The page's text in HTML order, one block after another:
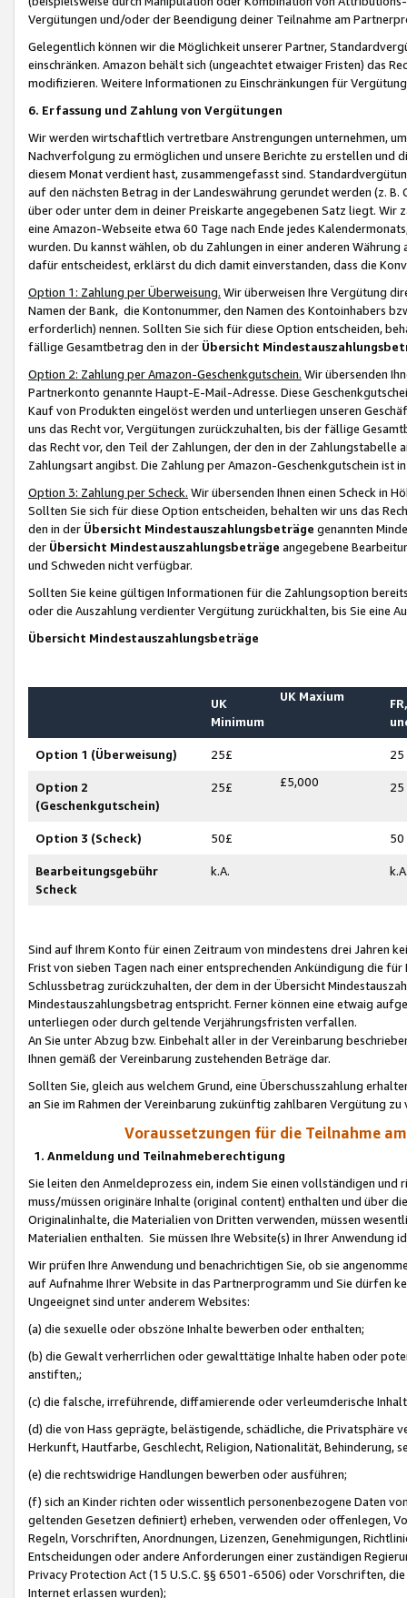
Vergütungen und/oder der Beendigung deiner Teilnahme am
Gelegentlich können wir die Möglichkeit unserer Partner,
einschränken. Amazon behält sich (ungeachtet etwaiger Fristen) das
modifizieren. Weitere Informationen zu Einschränkungen für
6. Erfassung und Zahlung von Vergütungen
Wir werden wirtschaftlich vertretbare Anstrengungen unternehmen,
Nachverfolgung zu ermöglichen und unsere Berichte zu erstellen und
diesem Monat verdient hast, zusammengefasst sind.
auf den nächsten Betrag in der Landeswährung gerundet werden (z.
über oder unter dem in deiner Preiskarte angegebenen Satz liegt.
eine Amazon-Webseite etwa 60 Tage nach Ende jedes
wurden. Du kannst wählen, ob du Zahlungen in einer anderen
dafür entscheidest, erklärst du dich damit einverstanden, dass die
Option 1: Zahlung per Überweisung. Wir überweisen Ihre Vergütung
Namen der Bank, die Kontonummer, den Namen des Kontoinhabers
erforderlich) nennen. Sollten Sie sich für diese Option entscheiden,
fällige Gesamtbetrag den in der Übersicht
Option 2: Zahlung per Amazon-Geschenkgutschein. Wir übersenden
Partnerkonto genannte Haupt-E-Mail-Adresse. Diese
Kauf von Produkten eingelöst werden und unterliegen unseren
uns das Recht vor, Vergütungen zurückzuhalten, bis der fällige
das Recht vor, den Teil der Zahlungen, der den in der
Zahlungsart angibst. Die Zahlung per Amazon-Geschenkgutschein ist
Option 3: Zahlung per Scheck. Wir übersenden Ihnen einen Scheck in
Sollten Sie sich für diese Option entscheiden, behalten wir uns das
den in der Übersicht Mindestauszahlungsbeträge genannten
der Übersicht Mindestauszahlungsbeträge angegebene
und Schweden nicht verfügbar.
Sollten Sie keine gültigen Informationen für die Zahlungsoption
oder die Auszahlung verdienter Vergütung zurückhalten, bis Sie
Übersicht Mindestauszahlungsbeträge
UK
Minimum
UK Maxium
Option 1 (Überweisung) 25£ 25
Option 2
(Geschenkgutschein)
25£ £5,000 25
Option 3 (Scheck) 50£ 50
Bearbeitungsgebühr
Scheck
k.A.
Sind auf Ihrem Konto für einen Zeitraum von mindestens drei Jahren
Frist von sieben Tagen nach einer entsprechenden Ankündigung die
Schlussbetrag zurückzuhalten, der dem in der Übersicht
Mindestauszahlungsbetrag entspricht. Ferner können eine etwaig
unterliegen oder durch geltende Verjährungsfristen verfallen.
An Sie unter Abzug bzw. Einbehalt aller in der Vereinbarung
Ihnen gemäß der Vereinbarung zustehenden Beträge dar.
Sollten Sie, gleich aus welchem Grund, eine Überschusszahlung
an Sie im Rahmen der Vereinbarung zukünftig zahlbaren Vergütung zu
Voraussetzungen für die Teilnahme
1. Anmeldung und Teilnahmeberechtigung
Sie leiten den Anmeldeprozess ein, indem Sie einen vollständigen
muss/müssen originäre Inhalte (original content) enthalten und über
Originalinhalte, die Materialien von Dritten verwenden, müssen
Materialien enthalten. Sie müssen Ihre Website(s) in Ihrer Anwendung
Wir prüfen Ihre Anwendung und benachrichtigen Sie, ob sie
auf Aufnahme Ihrer Website in das Partnerprogramm und Sie dürfen
Ungeeignet sind unter anderem Websites:
(a) die sexuelle oder obszöne Inhalte bewerben oder enthalten;
(b) die Gewalt verherrlichen oder gewalttätige Inhalte haben oder
anstiften,;
(c) die falsche, irreführende, diffamierende oder verleumderische
(d) die von Hass geprägte, belästigende, schädliche, die Privatsphäre
Herkunft, Hautfarbe, Geschlecht, Religion, Nationalität, Behinderung,
(e) die rechtswidrige Handlungen bewerben oder ausführen;
(f) sich an Kinder richten oder wissentlich personenbezogene Daten
geltenden Gesetzen definiert) erheben, verwenden oder offenlegen,
Regeln, Vorschriften, Anordnungen, Lizenzen, Genehmigungen,
Entscheidungen oder andere Anforderungen einer zuständigen
Privacy Protection Act (15 U.S.C. §§ 6501-6506) oder Vorschriften,
Internet erlassen wurden);